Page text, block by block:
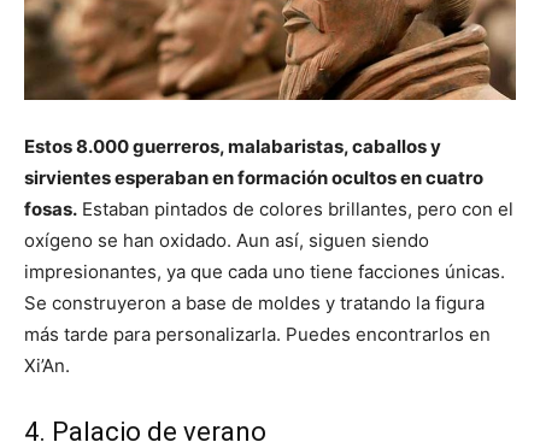
Estos 8.000 guerreros, malabaristas, caballos y
sirvientes esperaban en formación ocultos en cuatro
fosas. Estaban pintados de colores brillantes, pero con el
oxígeno se han oxidado. Aun así, siguen siendo
impresionantes, ya que cada uno tiene facciones únicas.
Se construyeron a base de moldes y tratando la figura
más tarde para personalizarla. Puedes encontrarlos en
Xi’An.
4. Palacio de verano